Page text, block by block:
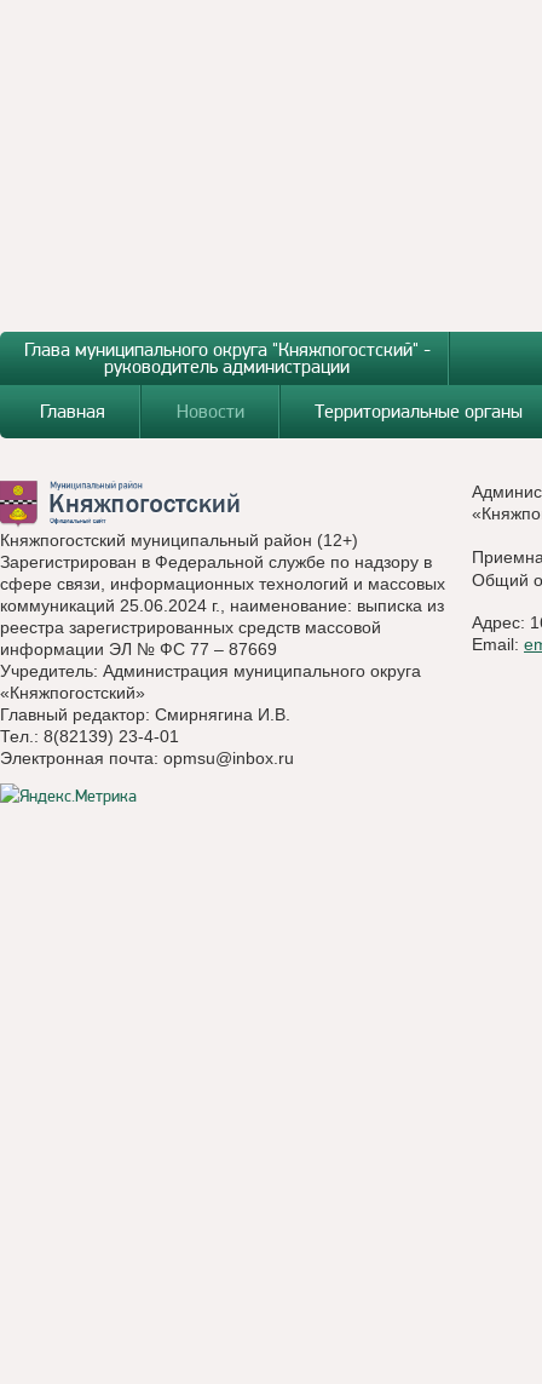
Глава муниципального округа "Княжпогостский" -
руководитель администрации
Главная
Новости Территориальные органы
Княжпогостский муниципальный район (12+)
Зарегистрирован в Федеральной службе по надзору в
сфере связи, информационных технологий и массовых
коммуникаций 25.06.2024 г., наименование: выписка из
реестра зарегистрированных средств массовой
информации ЭЛ № ФС 77 – 87669
Учредитель: Администрация муниципального округа
«Княжпогостский»
Главный редактор: Смирнягина И.В.
Тел.: 8(82139) 23-4-01
Электронная почта: opmsu@inbox.ru
Общий
Адрес:
Email: